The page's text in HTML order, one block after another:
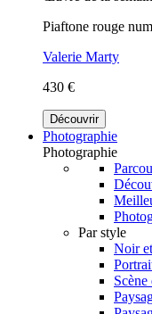
Piaftone rouge
Valerie Marty
430 €
Découvrir
Photographie
Photographie
Par style
Noir